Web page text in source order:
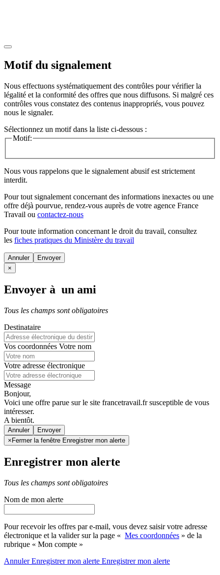
Motif du signalement
Nous effectuons systématiquement des contrôles pour vérifier la
légalité et la conformité des offres que nous diffusons. Si malgré ces
contrôles vous constatez des contenus inappropriés, vous pouvez
nous le signaler.
Sélectionnez un motif dans la liste ci-dessous :
Motif:
Nous vous rappelons que le signalement abusif est strictement
interdit.
Pour tout signalement concernant des informations inexactes ou une
offre déjà pourvue, rendez-vous auprès de votre agence France
Travail ou contactez-nous
Pour toute information concernant le droit du travail, consultez
les fiches pratiques du Ministère du travail
Annuler
×
Envoyer à un ami
Tous les champs sont obligatoires
Destinataire
Vos coordonnées Votre nom
Votre adresse électronique
Message
Bonjour,
Voici une offre parue sur le site francetravail.fr susceptible de vous
intéresser.
A bientôt.
Annuler
× Fermer la fenêtre Enregistrer mon alerte
Enregistrer mon alerte
Tous les champs sont obligatoires
Nom de mon alerte
Pour recevoir les offres par e-mail, vous devez saisir votre adresse
électronique et la valider sur la page « Mes coordonnées » de la
rubrique « Mon compte »
AnnulerEnregistrer mon alerte Enregistrermon alerte